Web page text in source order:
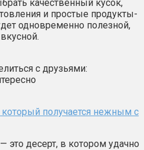
качественный кусок,
и простые продукты-
одновременно полезной,
с друзьями:
получается нежным с
это десерт, в котором удачно